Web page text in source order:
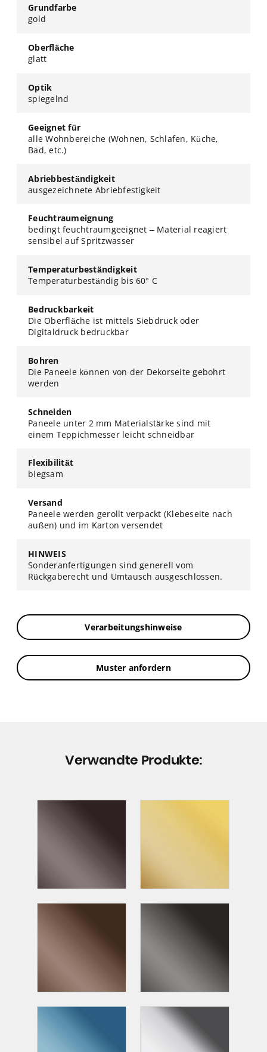
Grundfarbe
gold
Oberfläche
glatt
Optik
spiegelnd
Geeignet für
alle Wohnbereiche (Wohnen, Schlafen, Küche,
Bad, etc.)
Abriebbeständigkeit
ausgezeichnete Abriebfestigkeit
Feuchtraumeignung
bedingt feuchtraumgeeignet – Material reagiert
sensibel auf Spritzwasser
Temperaturbeständigkeit
Temperaturbeständig bis 60° C
Bedruckbarkeit
Die Oberfläche ist mittels Siebdruck oder
Digitaldruck bedruckbar
Bohren
Die Paneele können von der Dekorseite gebohrt
werden
Schneiden
Paneele unter 2 mm Materialstärke sind mit
einem Teppichmesser leicht schneidbar
Flexibilität
biegsam
Versand
Paneele werden gerollt verpackt (Klebeseite nach
außen) und im Karton versendet
HINWEIS
Sonderanfertigungen sind generell vom
Rückgaberecht und Umtausch ausgeschlossen.
Verarbeitungshinweise
Muster anfordern
Verwandte Produkte: